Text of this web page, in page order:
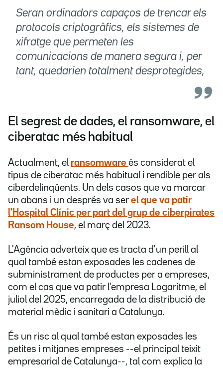
Seran ordinadors capaços de trencar els
protocols criptogràfics, els sistemes de
xifratge que permeten les
comunicacions de manera segura i, per
tant, quedarien totalment desprotegides,
El segrest de dades, el ransomware, el
ciberatac més habitual
Actualment, el ransomware és considerat el
tipus de ciberatac més habitual i rendible per als
ciberdelinqüents. Un dels casos que va marcar
un abans i un després va ser el que va patir
l'Hospital Clínic per part del grup de ciberpirates
Ransom House, el març del 2023.
L'Agència adverteix que es tracta d'un perill al
qual també estan exposades les cadenes de
subministrament de productes per a empreses,
com el cas que va patir l'empresa Logaritme, el
juliol del 2025, encarregada de la distribució de
material mèdic i sanitari a Catalunya.
És un risc al qual també estan exposades les
petites i mitjanes empreses --el principal teixit
empresarial de Catalunya--, tal com explica la